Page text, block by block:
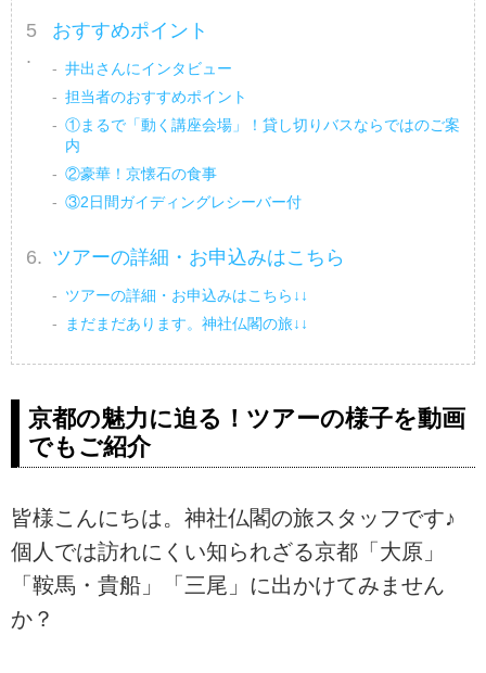
おすすめポイント
井出さんにインタビュー
担当者のおすすめポイント
①まるで「動く講座会場」！貸し切りバスならではのご案
内
②豪華！京懐石の食事
③2日間ガイディングレシーバー付
ツアーの詳細・お申込みはこちら
ツアーの詳細・お申込みはこちら↓↓
まだまだあります。神社仏閣の旅↓↓
京都の魅力に迫る！ツアーの様子を動画
でもご紹介
皆様こんにちは。神社仏閣の旅スタッフです♪
個人では訪れにくい知られざる京都「大原」
「鞍馬・貴船」「三尾」に出かけてみません
か？